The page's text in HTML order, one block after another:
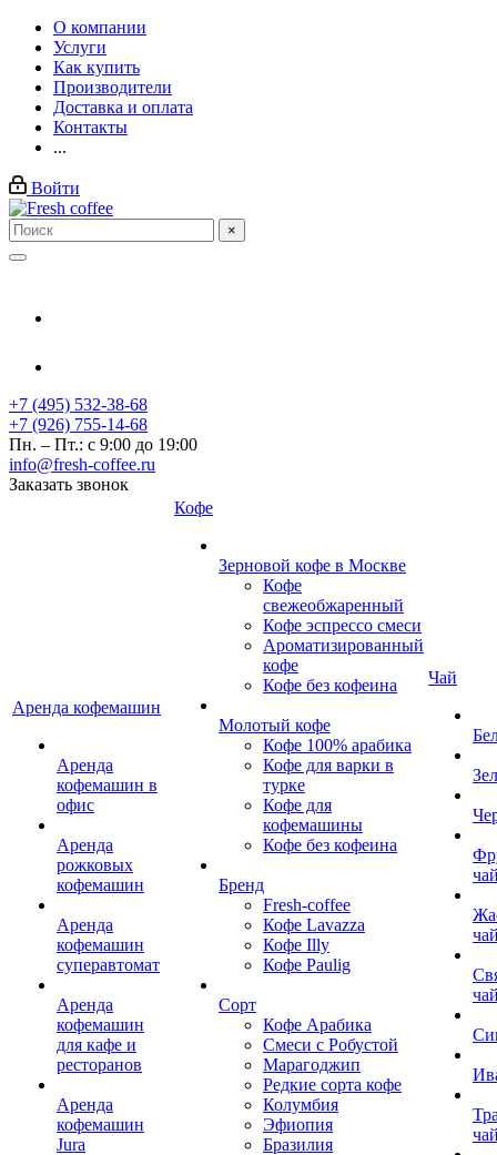
О компании
Услуги
Как купить
Производители
Доставка и оплата
Контакты
...
Войти
×
+7 (495) 532-38-68
+7 (926) 755-14-68
Пн. – Пт.: с 9:00 до 19:00
info@fresh-coffee.ru
Заказать звонок
Аренда кофемашин
Аренда
кофемашин в
офис
Аренда
рожковых
кофемашин
Аренда
кофемашин
суперавтомат
Аренда
кофемашин
для кафе и
ресторанов
Аренда
кофемашин
Jura
Кофе
Зерновой кофе в Москве
Кофе
свежеобжаренный
Кофе эспрессо смеси
Ароматизированный
кофе
Кофе без кофеина
Молотый кофе
Кофе 100% арабика
Кофе для варки в
турке
Кофе для
кофемашины
Кофе без кофеина
Бренд
Fresh-coffee
Кофе Lavazza
Кофе Illy
Кофе Paulig
Сорт
Кофе Арабика
Смеси с Робустой
Марагоджип
Редкие сорта кофе
Колумбия
Эфиопия
Бразилия
Чай